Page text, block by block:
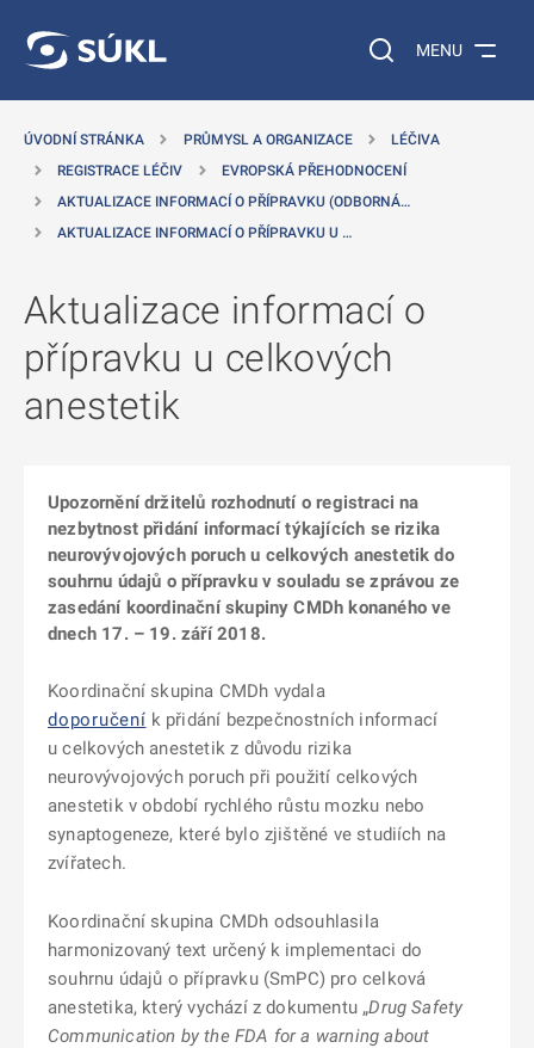
Vyhledávání na
MENU
ÚVODNÍ STRÁNKA PRŮMYSL A ORGANIZACE
LÉČIVA
REGISTRACE LÉČIV
EVROPSKÁ PŘEHODNOCENÍ
AKTUALIZACE INFORMACÍ O PŘÍPRAVKU (ODBORNÁ…
AKTUALIZACE INFORMACÍ O PŘÍPRAVKU U …
Aktualizace informací o
přípravku u celkových
anestetik
Upozornění držitelů rozhodnutí o registraci na
nezbytnost přidání informací týkajících se rizika
neurovývojových poruch u celkových anestetik do
souhrnu údajů o přípravku v souladu se zprávou ze
zasedání koordinační skupiny CMDh konaného ve
dnech 17. – 19. září 2018.
Koordinační skupina CMDh vydala
doporučení k přidání bezpečnostních informací
u celkových anestetik z důvodu rizika
neurovývojových poruch při použití celkových
anestetik v období rychlého růstu mozku nebo
synaptogeneze, které bylo zjištěné ve studiích na
zvířatech.
Koordinační skupina CMDh odsouhlasila
harmonizovaný text určený k implementaci do
souhrnu údajů o přípravku (SmPC) pro celková
anestetika, který vychází z dokumentu „Drug Safety
Communication by the FDA for a warning about